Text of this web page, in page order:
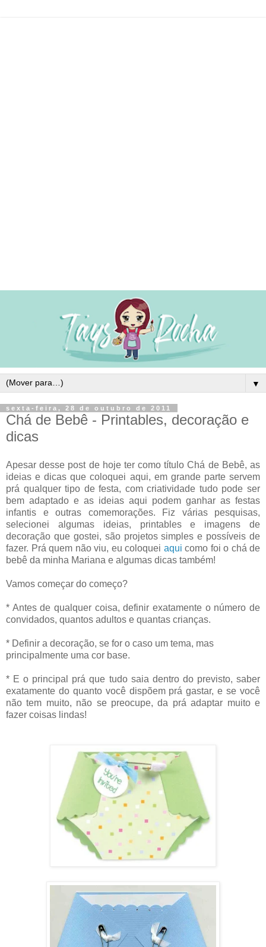
▼
sexta-feira, 28 de outubro de 2011
Chá de Bebê - Printables, decoração e
dicas
Apesar desse post de hoje ter como título Chá de Bebê, as
ideias e dicas que coloquei aqui, em grande parte servem
prá qualquer tipo de festa, com criatividade tudo pode ser
bem adaptado e as ideias aqui podem ganhar as festas
infantis e outras comemorações. Fiz várias pesquisas,
selecionei algumas ideias, printables e imagens de
decoração que gostei, são projetos simples e possíveis de
fazer. Prá quem não viu, eu coloquei aqui como foi o chá de
bebê da minha Mariana e algumas dicas também!
Vamos começar do começo?
* Antes de qualquer coisa, definir exatamente o número de
convidados, quantos adultos e quantas crianças.
* Definir a decoração, se for o caso um tema, mas
principalmente uma cor base.
* E o principal prá que tudo saia dentro do previsto, saber
exatamente do quanto você dispõem prá gastar, e se você
não tem muito, não se preocupe, da prá adaptar muito e
fazer coisas lindas!